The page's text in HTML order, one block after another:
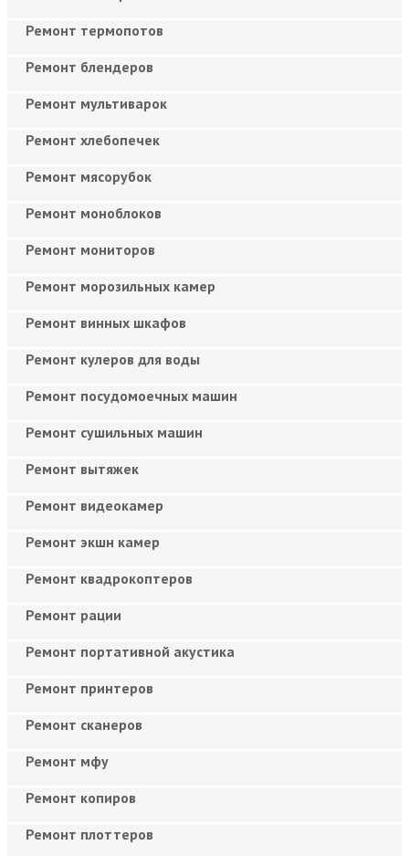
Ремонт термопотов
Ремонт блендеров
Ремонт мультиварок
Ремонт хлебопечек
Ремонт мясорубок
Ремонт моноблоков
Ремонт мониторов
Ремонт морозильных камер
Ремонт винных шкафов
Ремонт кулеров для воды
Ремонт посудомоечных машин
Ремонт сушильных машин
Ремонт вытяжек
Ремонт видеокамер
Ремонт экшн камер
Ремонт квадрокоптеров
Ремонт рации
Ремонт портативной акустика
Ремонт принтеров
Ремонт сканеров
Ремонт мфу
Ремонт копиров
Ремонт плоттеров